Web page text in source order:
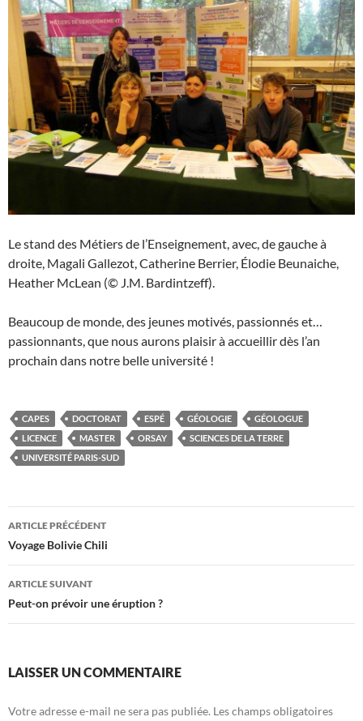
Le stand des Métiers de l’Enseignement, avec, de gauche à
droite, Magali Gallezot, Catherine Berrier, Élodie Beunaiche,
Heather McLean (© J.M. Bardintzeff).
Beaucoup de monde, des jeunes motivés, passionnés et…
passionnants, que nous aurons plaisir à accueillir dès l’an
prochain dans notre belle université !
CAPES DOCTORAT ESPÉ GÉOLOGIE
GÉOLOGUE
LICENCE
MASTER ORSAY
SCIENCES DE LA TERRE
UNIVERSITÉ PARIS-SUD
Navigation
des
articles
ARTICLE PRÉCÉDENT
Voyage Bolivie Chili
ARTICLE SUIVANT
Peut-on prévoir une éruption ?
LAISSER UN COMMENTAIRE
Votre adresse e-mail ne sera pas publiée. Les champs obligatoires